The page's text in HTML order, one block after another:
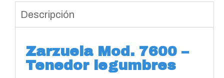
Descripción
Zarzuela Mod. 7600 –
Tenedor legumbres